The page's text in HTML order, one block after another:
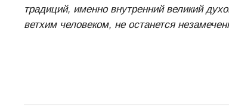
традиций, именно внутренний великий
ветхим человеком, не останется